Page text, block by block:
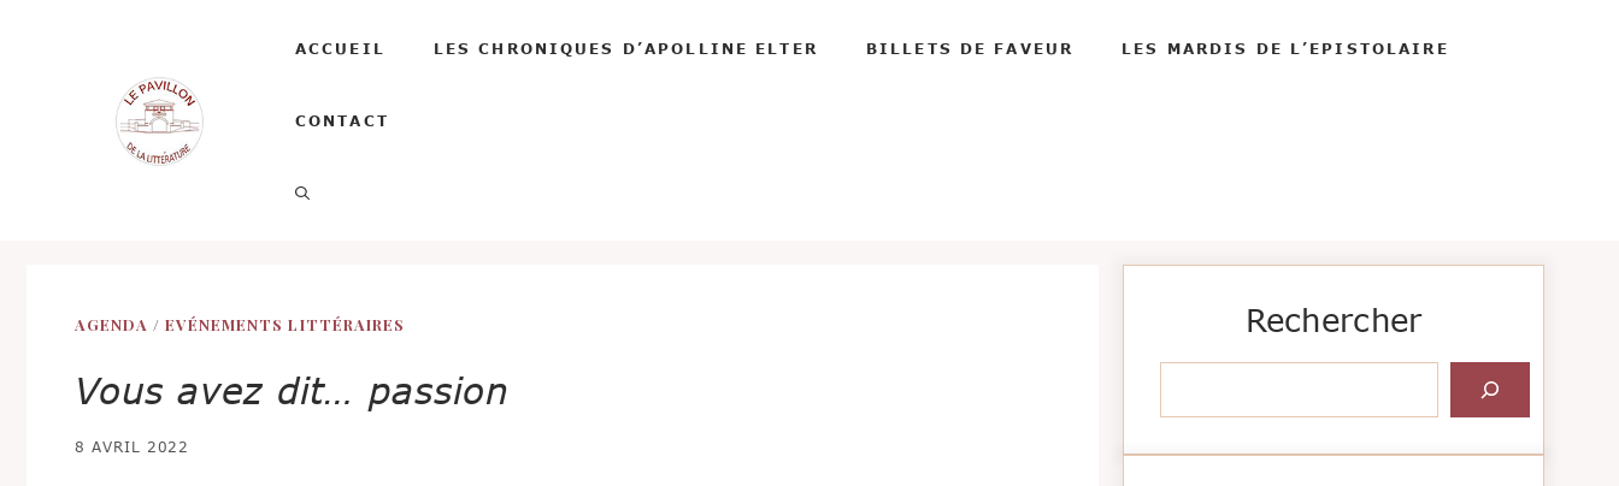
ACCUEIL LES CHRONIQUES D’APOLLINE ELTER BILLETS DE FAVEUR LES MARDIS DE L’EPISTOLAIRE
CONTACT
AGENDA /EVÉNEMENTS LITTÉRAIRES
Vous avez dit… passion
8 AVRIL 2022
Rechercher